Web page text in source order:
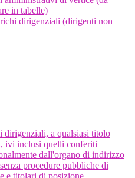
in tabelle)
dirigenziali (dirigenti non
dirigenziali, a qualsiasi titolo
ivi inclusi quelli conferiti
dall'organo di indirizzo
procedure pubbliche di